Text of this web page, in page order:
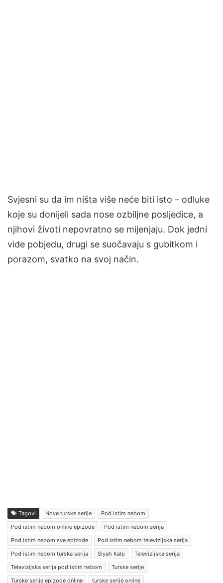
Svjesni su da im ništa više neće biti isto – odluke
koje su donijeli sada nose ozbiljne posljedice, a
njihovi životi nepovratno se mijenjaju. Dok jedni
vide pobjedu, drugi se suočavaju s gubitkom i
porazom, svatko na svoj način.
Tagovi Nove turske serije
Pod istim nebom
Pod istim nebom online epizode
Pod istim nebom serija
Pod istim nebom sve epizode
Pod istim nebom televizijska serija
Pod istim nebom turska serija
Siyah Kalp
Televizijska serija
Televizijska serija pod istim nebom
Turske serije
Turske serije epizode online
turske serije online